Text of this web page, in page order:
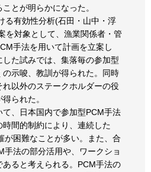
とが明らかになった。
る有効性分析(石田・山中・浮
を対象として、漁業関係者・管
手法を用いて計画を立案し
た試みでは、集落毎の参加型
示唆、教訓が得られた。同時
以外のステークホルダーの役
られた。
、日本国内で参加型PCM手法
間的制約により、連続した
が困難なことが多い。また、合
手法の部分活用や、ワークショ
ると考えられる。PCM手法の